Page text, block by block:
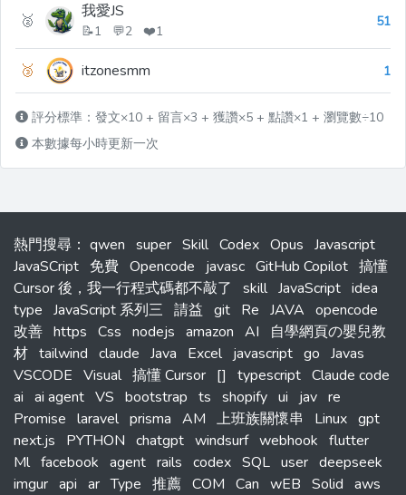
🥈 我愛JS
📝1 💬2 ❤️1
51
🥉 itzonesmm 1
評分標準：發文×10 + 留言×3 + 獲讚×5 + 點讚×1 + 瀏覽數÷10
本數據每小時更新一次
熱門搜尋 ： qwen super Skill Codex Opus Javascript
JavaSCript 免費 Opencode javasc GitHub Copilot 搞懂
Cursor 後，我一行程式碼都不敲了
skill JavaScript idea
type JavaScript 系列三 請益 git Re JAVA opencode
改善 https Css nodejs amazon AI
自學網頁の嬰兒教
材 tailwind claude Java Excel javascript go Javas
VSCODE Visual 搞懂 Cursor [] typescript Claude code
ai ai agent VS bootstrap ts shopify ui jav re
Promise laravel prisma AM 上班族關懷串 Linux gpt
next.js
PYTHON chatgpt windsurf webhook flutter
Ml facebook agent rails codex SQL user deepseek
imgur api ar Type 推薦 COM Can wEB Solid aws